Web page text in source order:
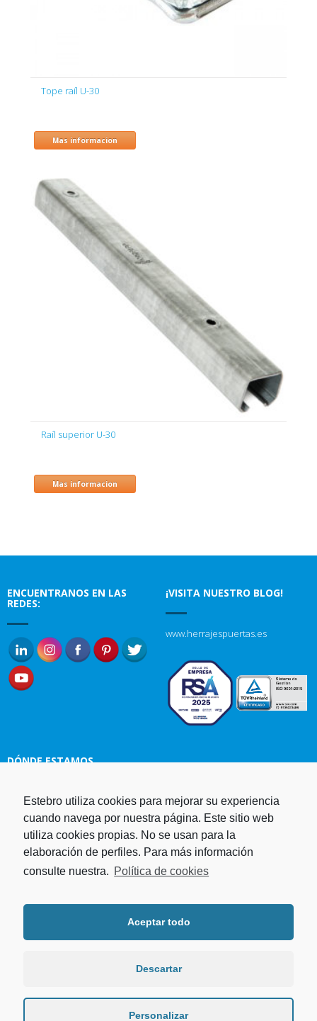
Tope raíl U-30
Mas informacion
Raíl superior U-30
Mas informacion
ENCUENTRANOS EN LAS
REDES:
¡VISITA NUESTRO BLOG!
www.herrajespuertas.es
DÓNDE ESTAMOS
Estampaciones EBRO, S.L.
Polg. Ind. Malpica-Alfindén C/H
naves 10, 12, 14 y 5 50171 La
Puebla de Alfindén Zaragoza,
España
Fax. +34 976 108 058
Política de privacidad
Programa operativo FEDER Aragón
2014-2020Plan de recuperación,
Programa FEDER 2021-2027
Estebro utiliza cookies para mejorar su experiencia
cuando navega por nuestra página. Este sitio web
utiliza cookies propias. No se usan para la
elaboración de perfiles. Para más información
consulte nuestra. Política de cookies
Aceptar todo
Descartar
Personalizar